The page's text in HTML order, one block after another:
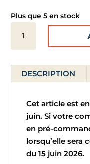
Plus que 5 en stock
Serviette
de
plage
Pacifique
DESCRIPTION
Cet article est
juin. Si votre
en pré-
lorsqu’elle sera
du 15 juin 2026.